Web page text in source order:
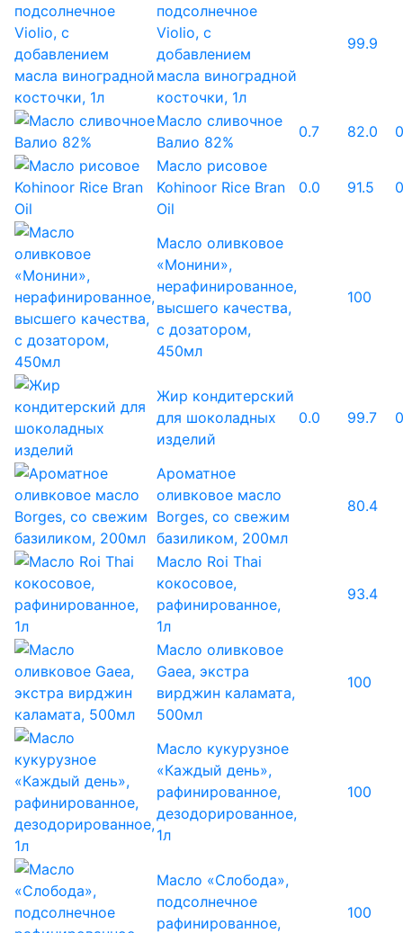
подсолнечное
Violio, с
добавлением
масла виноградной
косточки, 1л
99.9
Масло сливочное
Валио 82%
0.7 82.0
Масло рисовое
Kohinoor Rice Bran
Oil
0.0 91.5
Масло оливковое
«Монини»,
нерафинированное,
высшего качества,
c дозатором,
450мл
100
Жир кондитерский
для шоколадных
изделий
0.0 99.7
Ароматное
оливковое масло
Borges, со свежим
базиликом, 200мл
80.4
Масло Roi Thai
кокосовое,
рафинированное,
1л
93.4
Масло оливковое
Gaea, экстра
вирджин каламата,
500мл
100
Масло кукурузное
«Каждый день»,
рафинированное,
дезодорированное,
1л
100
Масло «Слобода»,
подсолнечное
рафинированное,
100